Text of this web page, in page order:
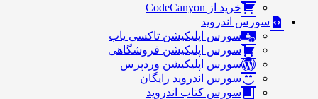
خرید از CodeCanyon
سورس اندروید
سورس اپلیکیشن تاکسی یاب
سورس اپلیکیشن فروشگاهی
سورس اپلیکیشن وردپرس
سورس اندروید رایگان
سورس کتاب اندروید